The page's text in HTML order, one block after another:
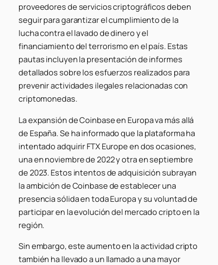
proveedores de servicios criptográficos deben
seguir para garantizar el cumplimiento de la
lucha contra el lavado de dinero y el
financiamiento del terrorismo en el país. Estas
pautas incluyen la presentación de informes
detallados sobre los esfuerzos realizados para
prevenir actividades ilegales relacionadas con
criptomonedas.
La expansión de Coinbase en Europa va más allá
de España. Se ha informado que la plataforma ha
intentado adquirir FTX Europe en dos ocasiones,
una en noviembre de 2022 y otra en septiembre
de 2023. Estos intentos de adquisición subrayan
la ambición de Coinbase de establecer una
presencia sólida en toda Europa y su voluntad de
participar en la evolución del mercado cripto en la
región.
Sin embargo, este aumento en la actividad cripto
también ha llevado a un llamado a una mayor